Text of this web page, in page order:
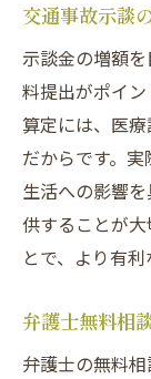
交通事故示談
示談金の増額
料提出がポイ
算定には、医
だからです。
生活への影響
供することが
とで、より有
弁護士無料相
弁護士の無料